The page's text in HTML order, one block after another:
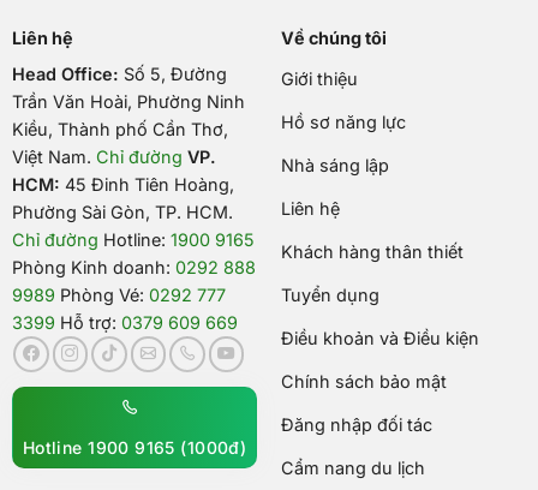
Liên hệ
Head Office: Số 5, Đường
Trần Văn Hoài, Phường Ninh
Kiều, Thành phố Cần Thơ,
Việt Nam. Chỉ đường VP.
HCM: 45 Đinh Tiên Hoàng,
Phường Sài Gòn, TP. HCM.
Chỉ đường Hotline: 1900 9165
Phòng Kinh doanh: 0292 888
9989 Phòng Vé: 0292 777
3399 Hỗ trợ: 0379 609 669
Hotline 1900 9165 (1000đ)
Về chúng tôi
Giới thiệu
Hồ sơ năng lực
Nhà sáng lập
Liên hệ
Khách hàng thân thiết
Tuyển dụng
Điều khoản và Điều kiện
Chính sách bảo mật
Đăng nhập đối tác
Cẩm nang du lịch